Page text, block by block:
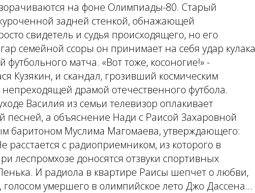
на фоне Олимпиады-80. Старый
задней стенкой, обнажающей
свидетель и судья происходящего, но его
семейной ссоры он принимает на себя удар кулака
футбольного матча. «Вот тоже, косоногие!» -
Кузякин, и скандал, грозивший космическим
драмой отечественного футбола.
Василия из семьи телевизор оплакивает
а объяснение Нади с Раисой Захаровной
баритоном Муслима Магомаева, утверждающего:
расстается с радиоприемником, из которого в
леспромхозе доносятся отзвуки спортивных
И радиола в квартире Раисы шепчет о любви,
умершего в олимпийское лето Джо Дассена...